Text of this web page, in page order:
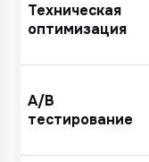
Техническая
оптимизация
A/B
тестирование